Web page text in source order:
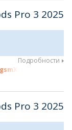
Pro 3 2025
Подробности
Hong Kong 2026
Pro 3 2025